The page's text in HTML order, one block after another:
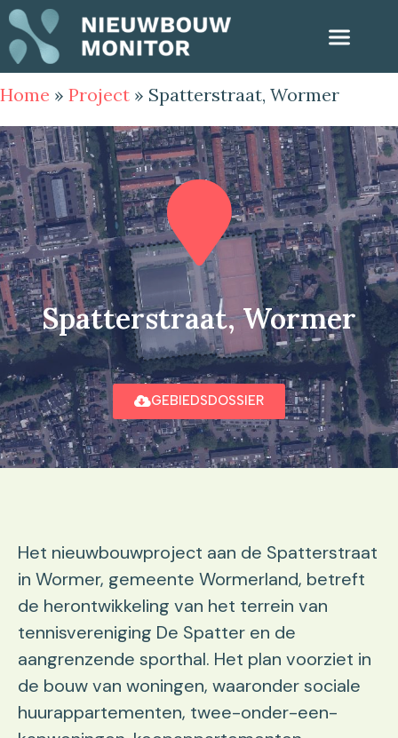
Home » Project » Spatterstraat, Wormer
Spatterstraat, Wormer
GEBIEDSDOSSIER
​Het nieuwbouwproject aan de Spatterstraat
in Wormer, gemeente Wormerland, betreft
de herontwikkeling van het terrein van
tennisvereniging De Spatter en de
aangrenzende sporthal. Het plan voorziet in
de bouw van woningen, waaronder sociale
huurappartementen, twee-onder-een-